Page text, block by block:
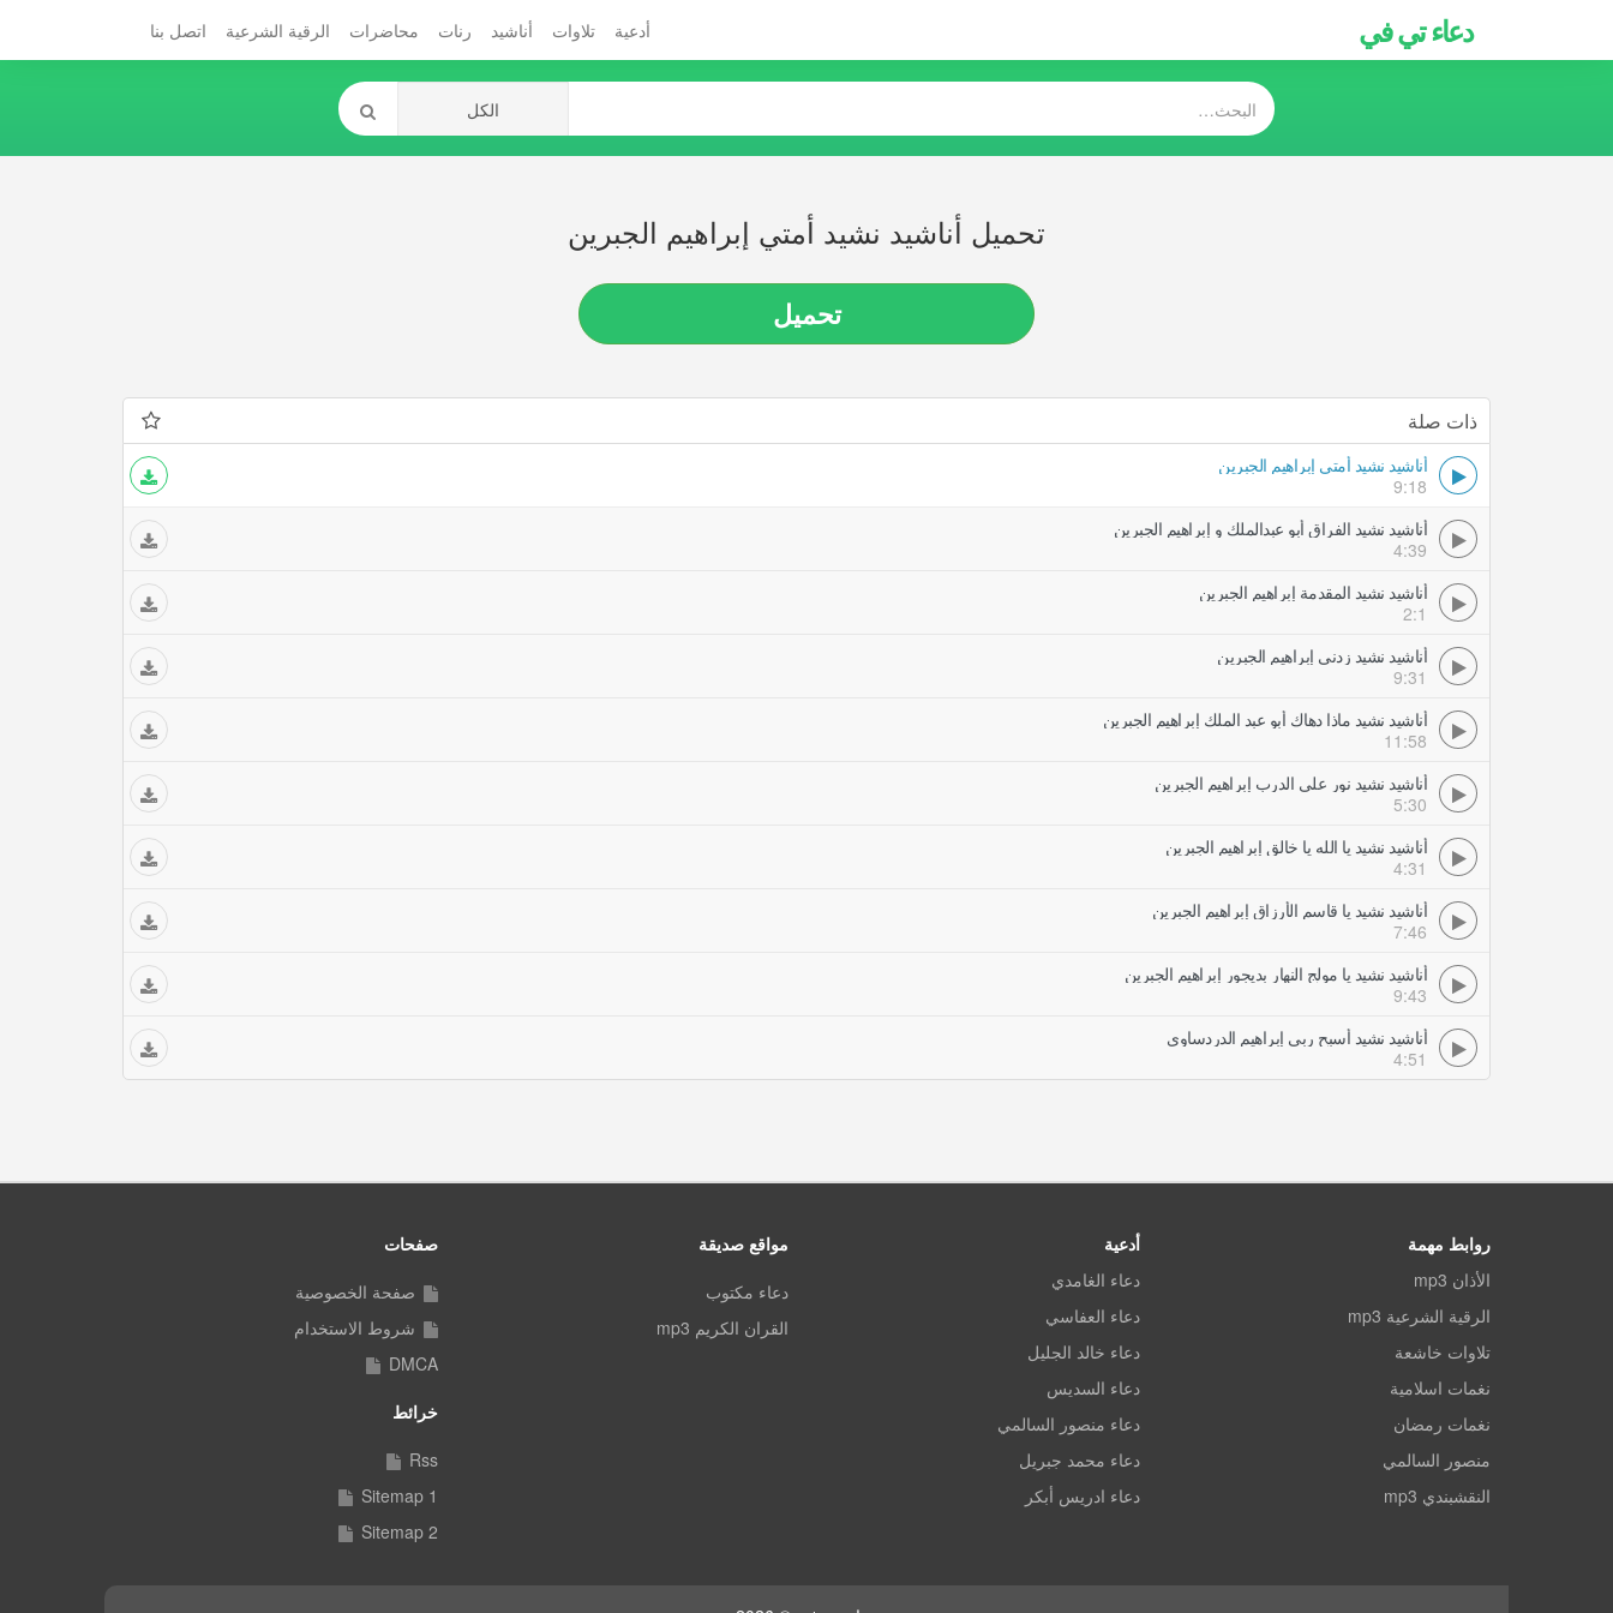
دعاء تي في أدعية تلاوات أناشيد رنات محاضرات الرقية الشرعية اتصل بنا
تحميل أناشيد نشيد أمتي إبراهيم الجبرين
تحميل
ذات صلة
أناشيد نشيد أمتي إبراهيم الجبرين
9:18
أناشيد نشيد الفراق أبو عبدالملك و إبراهيم الجبرين
4:39
أناشيد نشيد المقدمة إبراهيم الجبرين
2:1
أناشيد نشيد زدني إبراهيم الجبرين
9:31
أناشيد نشيد ماذا دهاك أبو عبد الملك إبراهيم الجبرين
11:58
أناشيد نشيد نور على الدرب إبراهيم الجبرين
5:30
أناشيد نشيد يا الله يا خالق إبراهيم الجبرين
4:31
أناشيد نشيد يا قاسم الأرزاق إبراهيم الجبرين
7:46
أناشيد نشيد يا مولج النهار بديجور إبراهيم الجبرين
9:43
أناشيد نشيد أسبح ربي إبراهيم الدردساوي
4:51
روابط مهمة
الأذان mp3
الرقية الشرعية mp3
تلاوات خاشعة
نغمات اسلامية
نغمات رمضان
منصور السالمي
النقشبندي mp3
أدعية
دعاء الغامدي
دعاء العفاسي
دعاء خالد الجليل
دعاء السديس
دعاء منصور السالمي
دعاء محمد جبريل
دعاء ادريس أبكر
مواقع صديقة
دعاء مكتوب
القران الكريم mp3
صفحات
صفحة الخصوصية
شروط الاستخدام
DMCA
خرائط
Rss
Sitemap 1
Sitemap 2